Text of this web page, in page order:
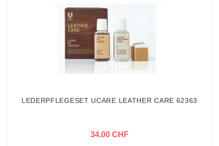
LEDERPFLEGESET UCARE LEATHER CARE 62363
34,00 CHF